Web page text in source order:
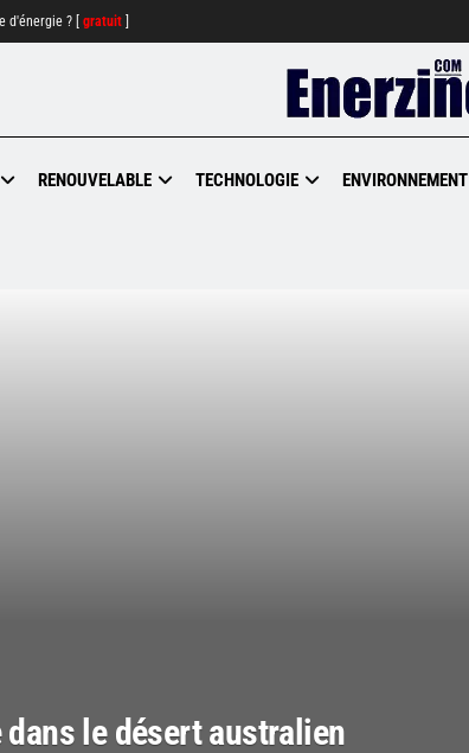
? [ gratuit
RENOUVELABLE TECHNOLOGIE ENVIRONNEMENT
dans le désert australien